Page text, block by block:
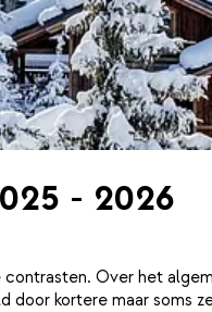
- 2026
Over het
kortere maar soms